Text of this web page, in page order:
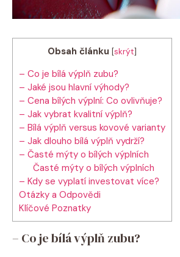
Obsah článku [skrýt]
– Co je bílá výplň zubu?
– Jaké jsou hlavní výhody?
– Cena bílých výplní: Co ovlivňuje?
– Jak vybrat kvalitní výplň?
– Bílá výplň versus kovové varianty
– Jak dlouho bílá výplň vydrží?
– Časté mýty o bílých výplních
Časté mýty o bílých výplních
– Kdy se vyplatí investovat více?
Otázky a Odpovědi
Klíčové Poznatky
– Co je bílá výplň zubu?